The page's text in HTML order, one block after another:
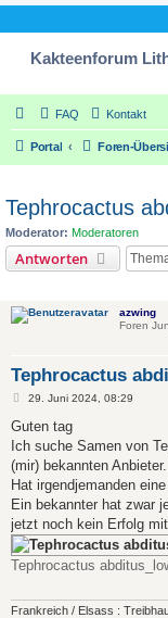
Kakteenforum
FAQ Kontakt
Portal Foren-
Tephrocactus
Moderator: Moderatoren
Antworten
azwing
Foren
Tephrocactus
B
i
r
a
29. Juni 2024, 08:29
Guten tag
Ich suche Samen von
(mir) bekannten Anbieter.
Hat irgendjemanden
Ein bekannter hat zwar
jetzt noch kein Erfolg
Tephrocactus
Frankreich / Elsass :